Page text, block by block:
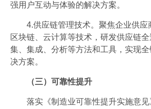
强用户互动与体验的解决方案。
4.供应链管理技术。聚焦企业供应
区块链、云计算等技术，研发供应链
集、集成、分析等方法和工具，实现
决方案。
（三）可靠性提升
落实《制造业可靠性提升实施意